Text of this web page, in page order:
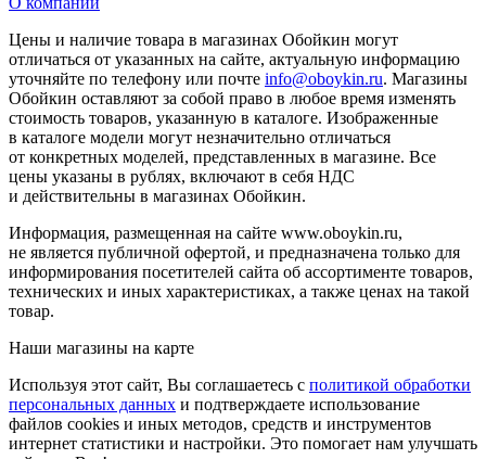
Цены и наличие товара в магазинах Обойкин могут
отличаться от указанных на сайте, актуальную информацию
уточняйте по телефону или почте info@oboykin.ru. Магазины
Обойкин оставляют за собой право в любое время изменять
стоимость товаров, указанную в каталоге. Изображенные
в каталоге модели могут незначительно отличаться
от конкретных моделей, представленных в магазине. Все
цены указаны в рублях, включают в себя НДС
и действительны в магазинах Обойкин.
Информация, размещенная на сайте www.oboykin.ru,
не является публичной офертой, и предназначена только для
информирования посетителей сайта об ассортименте товаров,
технических и иных характеристиках, а также ценах на такой
товар.
Наши магазины на карте
Используя этот сайт, Вы соглашаетесь с политикой обработки
персональных данных и подтверждаете использование
файлов cookies и иных методов, средств и инструментов
интернет статистики и настройки. Это помогает нам улучшать